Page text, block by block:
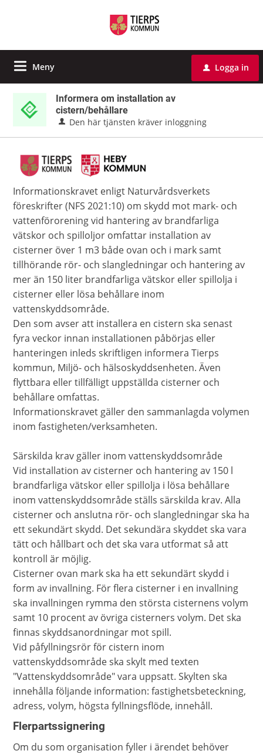
Meny u Logga in
Informera om installation av
cistern/behållare
Den här tjänsten kräver inloggning
Informationskravet enligt Naturvårdsverkets
föreskrifter (NFS 2021:10) om skydd mot mark- och
vattenförorening vid hantering av brandfarliga
vätskor och spilloljor omfattar installation av
cisterner över 1 m3 både ovan och i mark samt
tillhörande rör- och slangledningar och hantering av
mer än 150 liter brandfarliga vätskor eller spillolja i
cisterner eller lösa behållare inom
vattenskyddsområde.
Den som avser att installera en cistern ska senast
fyra veckor innan installationen påbörjas eller
hanteringen inleds skriftligen informera Tierps
kommun, Miljö- och hälsoskyddsenheten. Även
flyttbara eller tillfälligt uppställda cisterner och
behållare omfattas.
Informationskravet gäller den sammanlagda volymen
inom fastigheten/verksamheten.
Särskilda krav gäller inom vattenskyddsområde
Vid installation av cisterner och hantering av 150 l
brandfarliga vätskor eller spillolja i lösa behållare
inom vattenskyddsområde ställs särskilda krav. Alla
cisterner och anslutna rör- och slangledningar ska ha
ett sekundärt skydd. Det sekundära skyddet ska vara
tätt och hållbart och det ska vara utformat så att
kontroll är möjlig.
Cisterner ovan mark ska ha ett sekundärt skydd i
form av invallning. För flera cisterner i en invallning
ska invallningen rymma den största cisternens volym
samt 10 procent av övriga cisterners volym. Det ska
finnas skyddsanordningar mot spill.
Vid påfyllningsrör för cistern inom
vattenskyddsområde ska skylt med texten
"Vattenskyddsområde" vara uppsatt. Skylten ska
innehålla följande information: fastighetsbeteckning,
adress, volym, högsta fyllningsflöde, innehåll.
Flerpartssignering
Om du som organisation fyller i ärendet behöver